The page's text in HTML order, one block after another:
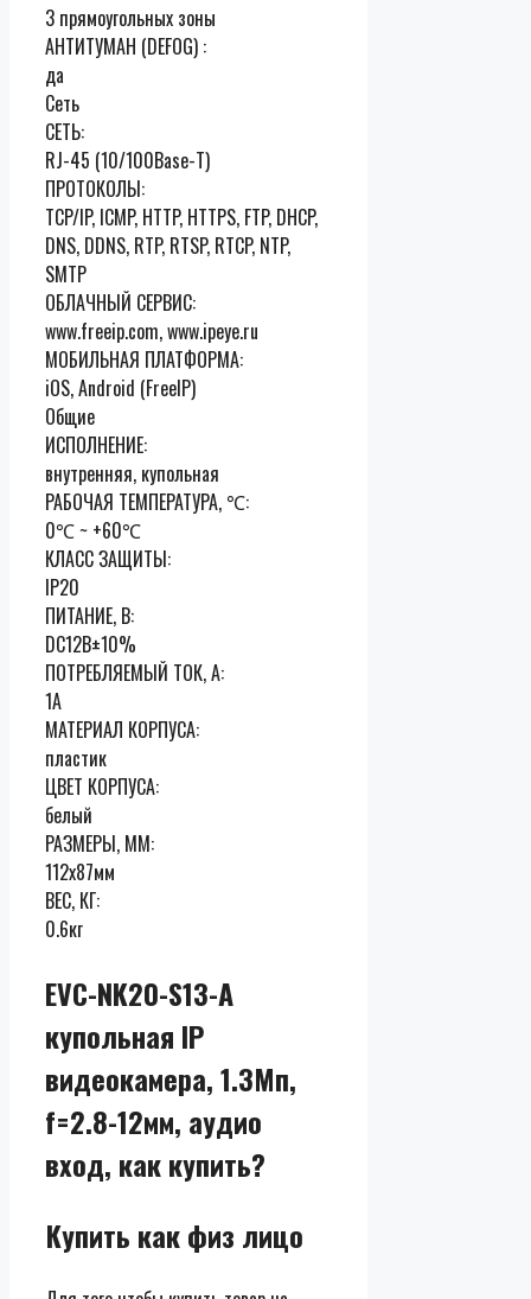
3 прямоугольных зоны
АНТИТУМАН (DEFOG) :
да
Сеть
СЕТЬ:
RJ-45 (10/100Base-T)
ПРОТОКОЛЫ:
TCP/IP, ICMP, HTTP, HTTPS, FTP, DHCP,
DNS, DDNS, RTP, RTSP, RTCP, NTP,
SMTP
ОБЛАЧНЫЙ СЕРВИС:
www.freeip.com, www.ipeye.ru
МОБИЛЬНАЯ ПЛАТФОРМА:
iOS, Android (FreeIP)
Общие
ИСПОЛНЕНИЕ:
внутренняя, купольная
РАБОЧАЯ ТЕМПЕРАТУРА, ℃:
0℃ ~ +60℃
КЛАСС ЗАЩИТЫ:
IP20
ПИТАНИЕ, В:
DC12В±10%
ПОТРЕБЛЯЕМЫЙ ТОК, А:
1А
МАТЕРИАЛ КОРПУСА:
пластик
ЦВЕТ КОРПУСА:
белый
РАЗМЕРЫ, ММ:
112х87мм
ВЕС, КГ:
0.6кг
EVC-NK20-S13-A
купольная IP
видеокамера, 1.3Мп,
f=2.8-12мм, аудио
вход, как купить?
Купить как физ лицо